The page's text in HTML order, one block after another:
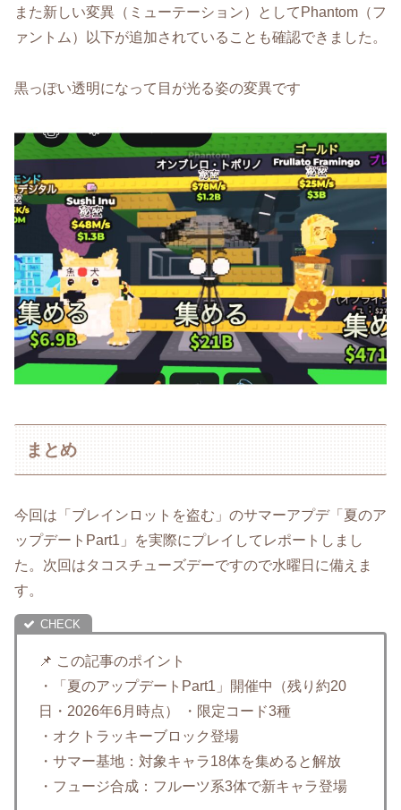
また新しい変異（ミューテーション）としてPhantom（フ
ァントム）以下が追加されていることも確認できました。
黒っぽい透明になって目が光る姿の変異です
まとめ
今回は「ブレインロットを盗む」のサマーアプデ「夏のア
ップデートPart1」を実際にプレイしてレポートしまし
た。次回はタコスチューズデーですので水曜日に備えま
す。
📌 この記事のポイント
・「夏のアップデートPart1」開催中（残り約20
日・2026年6月時点） ・限定コード3種
・オクトラッキーブロック登場
・サマー基地：対象キャラ18体を集めると解放
・フュージ合成：フルーツ系3体で新キャラ登場